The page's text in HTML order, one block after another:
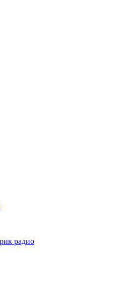
радио